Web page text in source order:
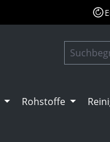
Rohstoffe